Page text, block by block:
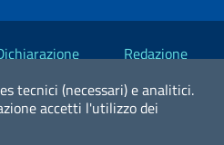
tecnici (necessari) e analitici.
accetti l'utilizzo dei
Redazione